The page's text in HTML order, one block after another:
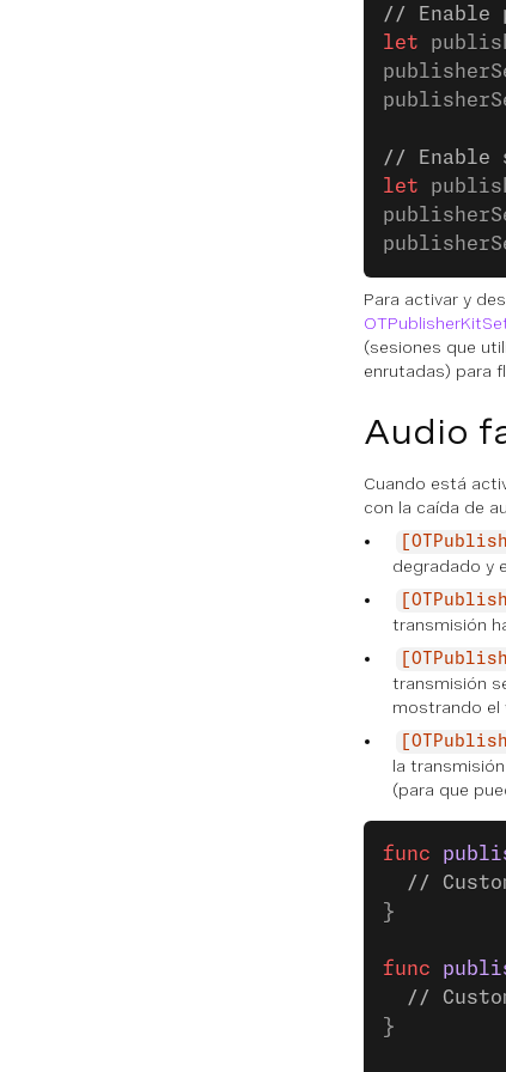
// Enable
let
// Enable
let
Para activar y
(sesiones que
enrutadas) para
Audio
Cuando está
con la caída de
degradado y
transmisión
transmisión
mostrando el
la
(para que
func
//
}
func
//
}